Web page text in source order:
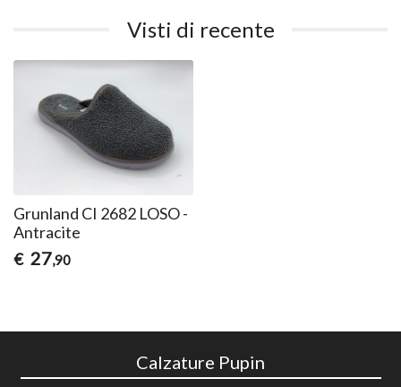
Visti di recente
Grunland CI 2682 LOSO -
Antracite
€ 27,90
Calzature Pupin